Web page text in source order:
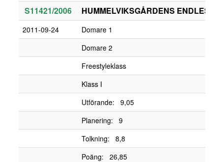
S11421/2006 HUMMELVIKSGÅRDENS ENDLESS
2011-09-24
Domare 1
Domare 2
Freestyleklass
Klass I
Utförande: 9,05
Planering: 9
Tolkning: 8,8
Poäng: 26,85